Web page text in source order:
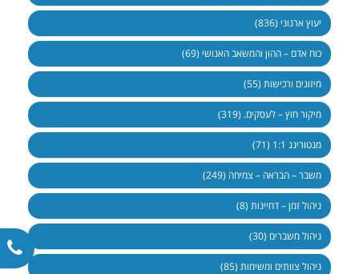
יעוץ ארגוני (836)
כוח אדם – ההון והמשאב האנושי (69)
מיזוגים ורכישות (55)
מיקור חוץ – לעסקים. (319)
מנטורינג 1:1 (71)
משבר – הבראה – צמיחה (249)
ניהול זמן – דחיינות (8)
ניהול משברים (30)
ניהול צוותים ומשימות (85)